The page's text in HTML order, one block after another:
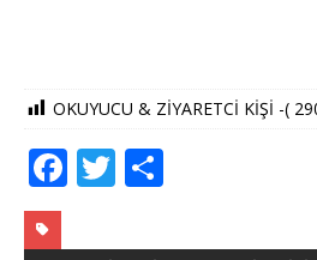
OKUYUCU & ZİYARETCİ KİŞİ -(
F
c
T
it ar